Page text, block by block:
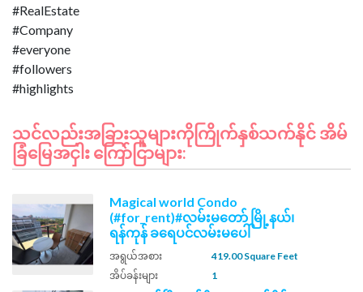
#RealEstate
#Company
#everyone
#followers
သင်လည်းအခြားသူများကိုကြိုက်နှစ်သက်နိုင် အိမ်
ခြံမြေအငှါး ကြော်ငြာများ:
Magical world Condo
(#for_rent)#လမ်းမတော် မြို့နယ်၊
ရန်ကုန် ခရေပင်လမ်းမပေါ်
အရွယ်အစား
419.00 Square Feet
အိပ်ခန်းများ
1